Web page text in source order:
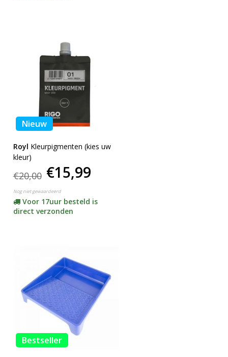
Nieuw
Royl Kleurpigmenten (kies uw
kleur)
€20,00 €15,99
Nog niet gewaardeerd
Voor 17uur besteld is
direct verzonden
Bestseller